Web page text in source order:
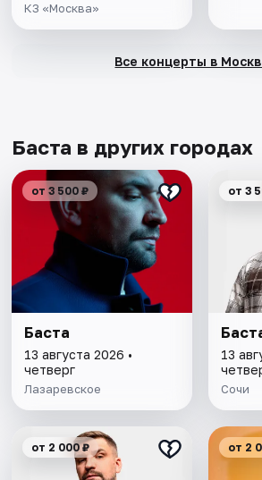
КЗ «Москва»
Все концерты в
Баста в других городах
от 3 500 ₽
Баста
13 августа 2026 •
четверг
Лазаревское
от 3
13
Сочи
от 2 000 ₽ от 2